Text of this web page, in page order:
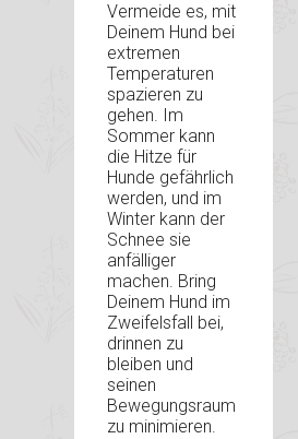
Vermeide es, mit
Deinem Hund bei
extremen
Temperaturen
spazieren zu
gehen. Im
Sommer kann
die Hitze für
Hunde gefährlich
werden, und im
Winter kann der
Schnee sie
anfälliger
machen. Bring
Deinem Hund im
Zweifelsfall bei,
drinnen zu
bleiben und
seinen
Bewegungsraum
zu minimieren.